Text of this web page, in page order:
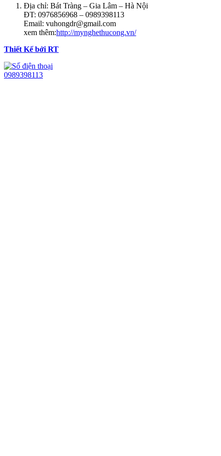
Địa chỉ: Bát Tràng – Gia Lâm – Hà Nội
ĐT: 0976856968 – 0989398113
Email: vuhongdr@gmail.com
xem thêm:http://mynghethucong.vn/
Thiết Kế bởi RT
0989398113